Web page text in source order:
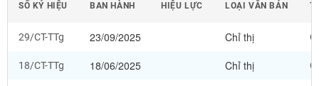
SỐ KÝ HIỆU BAN HÀNH HIỆU LỰC LOẠI VĂN BẢN
29/CT-TTg 23/09/2025 Chỉ thị
18/CT-TTg 18/06/2025 Chỉ thị